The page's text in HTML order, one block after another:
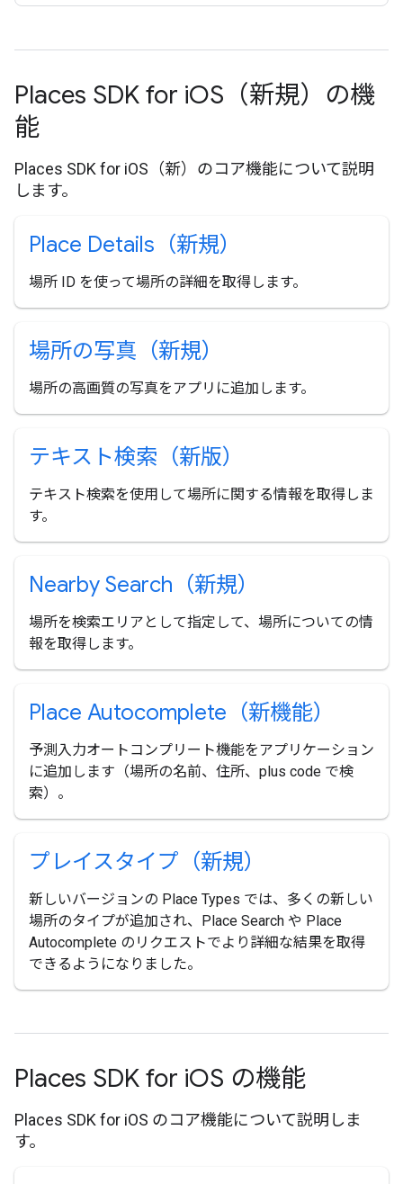
Places SDK for iOS（新規）の機
能
Places SDK for iOS（新）のコア機能について説明
します。
Place Details（新規）
場所 ID を使って場所の詳細を取得します。
場所の写真（新規）
場所の高画質の写真をアプリに追加します。
テキスト検索（新版）
テキスト検索を使用して場所に関する情報を取得しま
す。
Nearby Search（新規）
場所を検索エリアとして指定して、場所についての情
報を取得します。
Place Autocomplete（新機能）
予測入力オートコンプリート機能をアプリケーション
に追加します（場所の名前、住所、plus code で検
索）。
プレイスタイプ（新規）
新しいバージョンの Place Types では、多くの新しい
場所のタイプが追加され、Place Search や Place
Autocomplete のリクエストでより詳細な結果を取得
できるようになりました。
Places SDK for iOS の機能
Places SDK for iOS のコア機能について説明しま
す。